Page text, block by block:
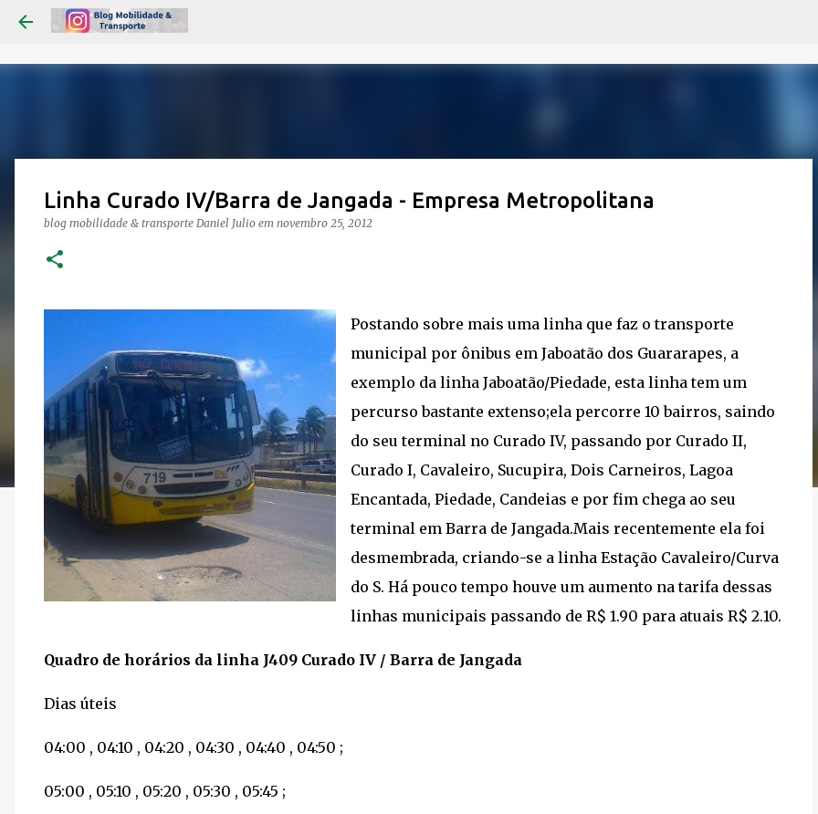
Linha Curado IV/Barra de Jangada - Empresa Metropolitana
blog mobilidade & transporte Daniel Julio em novembro 25, 2012
Postando sobre mais uma linha que faz o transporte
municipal por ônibus em Jaboatão dos Guararapes, a
exemplo da linha Jaboatão/Piedade, esta linha tem um
percurso bastante extenso;ela percorre 10 bairros, saindo
do seu terminal no Curado IV, passando por Curado II,
Curado I, Cavaleiro, Sucupira, Dois Carneiros, Lagoa
Encantada, Piedade, Candeias e por fim chega ao seu
terminal em Barra de Jangada.Mais recentemente ela foi
desmembrada, criando-se a linha Estação Cavaleiro/Curva
do S. Há pouco tempo houve um aumento na tarifa dessas
linhas municipais passando de R$ 1.90 para atuais R$ 2.10.
Quadro de horários da linha J409 Curado IV / Barra de Jangada
Dias úteis
04:00 , 04:10 , 04:20 , 04:30 , 04:40 , 04:50 ;
05:00 , 05:10 , 05:20 , 05:30 , 05:45 ;